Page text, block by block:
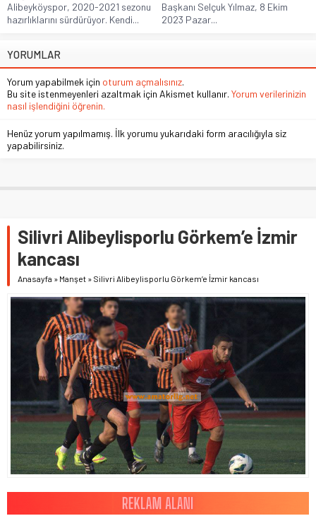
Alibeyköyspor, 2020-2021 sezonu
hazırlıklarını sürdürüyor. Kendi...
Başkanı Selçuk Yılmaz, 8 Ekim
2023 Pazar...
YORUMLAR
Yorum yapabilmek için oturum açmalısınız.
Bu site istenmeyenleri azaltmak için Akismet kullanır. Yorum verilerinizin
nasıl işlendiğini öğrenin.
Henüz yorum yapılmamış. İlk yorumu yukarıdaki form aracılığıyla siz
yapabilirsiniz.
Silivri Alibeylisporlu Görkem’e İzmir
kancası
Anasayfa » Manşet » Silivri Alibeylisporlu Görkem’e İzmir kancası